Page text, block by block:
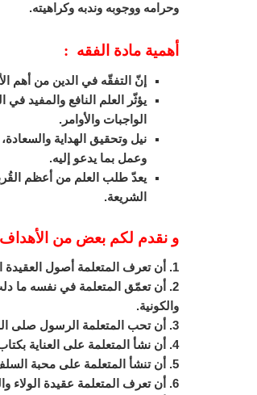
وحرامه ووجوبه وندبه وكراهيته.
أهمية مادة الفقه :
إنّ التفقّه في الدين من أهم
يؤثّر العلم النافع والمفيد
الواجبات والأوامر.
نيل وتحقيق الهداية
وعمل بما يدعو إليه.
يعدّ طلب العلم من أعظم
الشريعة.
و نقدم لكم بعض من الأهداف
1. أن تعرف المتعلمة أصول العقيدة الإسلامية الصحيحة، وأن يحب الله عز وجل ويعظمه ويخشاه.
2. أن تعمّق المتعلمة في نفسه ما
والكونية.
3. أن تحب المتعلمة الرسول صلى الله عليه وسلم ويوقره، وينشأ على طاعة الله ورسوله صلى الله عليه وسلم.
4. أن نشأ المتعلمة على العناية بكتاب الله عز وجل وسنة رسوله قراءةً وحفظاً وفهماً وعملاً.
5. أن تنشأ المتعلمة على محبة السلف الصالح من الصحابة والتابعين لهم بإحسان ويقتدي بهم.
6. أن تعرف المتعلمة عقيدة الولاء والبراء، وأحكام العبادات المناسبة لهذه المرحلة، ويدرك يسر الإسلام.